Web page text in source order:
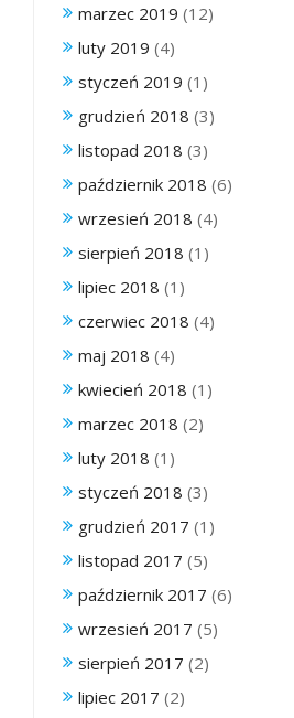
marzec 2019 (12)
luty 2019 (4)
styczeń 2019 (1)
grudzień 2018 (3)
listopad 2018 (3)
październik 2018 (6)
wrzesień 2018 (4)
sierpień 2018 (1)
lipiec 2018 (1)
czerwiec 2018 (4)
maj 2018 (4)
kwiecień 2018 (1)
marzec 2018 (2)
luty 2018 (1)
styczeń 2018 (3)
grudzień 2017 (1)
listopad 2017 (5)
październik 2017 (6)
wrzesień 2017 (5)
sierpień 2017 (2)
lipiec 2017 (2)